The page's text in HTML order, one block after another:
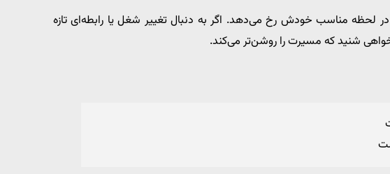
لحظه مناسب خودش رخ می‌دهد. اگر به دنبال تغییر شغل یا رابطه‌ای تازه
شنید که مسیرت را روشن‌تر می‌کند.